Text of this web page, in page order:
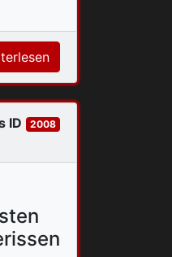
ID 2008